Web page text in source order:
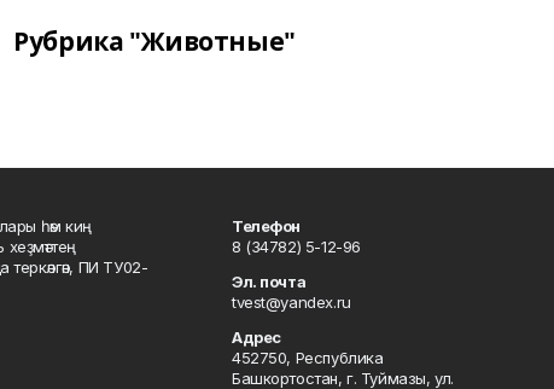
Рубрика "Животные"
һәм киң
ПИ ТУ02-
Телефон
8 (34782) 5-12-96
Эл. почта
tvest@yandex.ru
Адрес
452750, Республика
Башкортостан, г. Туймазы, ул.